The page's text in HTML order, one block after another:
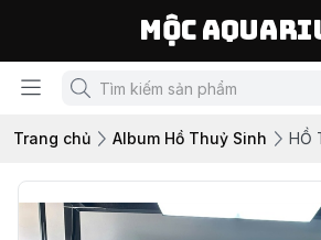
Mộc
Trang chủ Album Hồ Thuỷ Sinh HỒ